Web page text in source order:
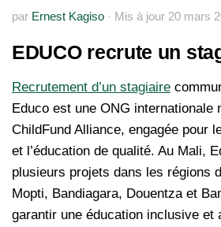
par Ernest Kagiso · Mis à jour 20 mars
EDUCO recrute un
Recrutement d’un stagiaire
Educo est une ONG internationale
ChildFund Alliance, engagée pour
et l’éducation de qualité. Au Mali,
plusieurs projets dans les régions
Mopti, Bandiagara, Douentza et
garantir une éducation inclusive et